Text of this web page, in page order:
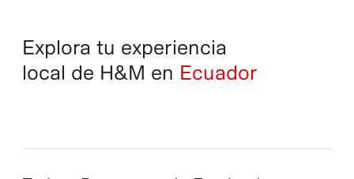
Explora tu experiencia
local de H&M en Ecuador